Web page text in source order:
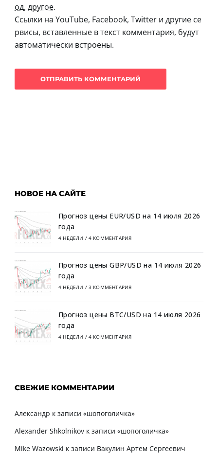
од, другое.
Ссылки на YouTube, Facebook, Twitter и другие се
рвисы, вставленные в текст комментария, будут
автоматически встроены.
НОВОЕ НА САЙТЕ
Прогноз цены EUR/USD на 14 июля 2026
года
4 НЕДЕЛИ / 4 КОММЕНТАРИЯ
Прогноз цены GBP/USD на 14 июля 2026
года
4 НЕДЕЛИ / 3 КОММЕНТАРИЯ
Прогноз цены BTC/USD на 14 июля 2026
года
4 НЕДЕЛИ / 4 КОММЕНТАРИЯ
СВЕЖИЕ КОММЕНТАРИИ
Александр к записи «шопоголичка»
Alexander Shkolnikov к записи «шопоголичка»
Mike Wazowski к записи Вакулин Артем Сергеевич